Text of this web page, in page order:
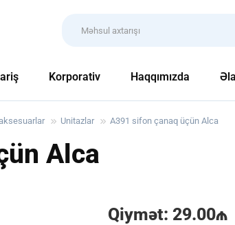
Korporativ Haqqımızda
Unitazlar A391 sifon çanaq üçün Alca
Alca
Qiymət: 29.00₼